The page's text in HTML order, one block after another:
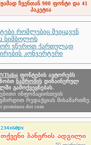
ჩვენთან 900 ფონტი და 41
პაკეტია
რომლებიც შეიცავენ
სიმბოლოს
ვწეროთ ქართულად
კონვერტერი
ფონტების ავტორებს
ნაშრომისდიზაინერულ
გამოქვეყნებას.
ინფომაციისთვის
რედაქციას მისამართზე:
proteinos dot com